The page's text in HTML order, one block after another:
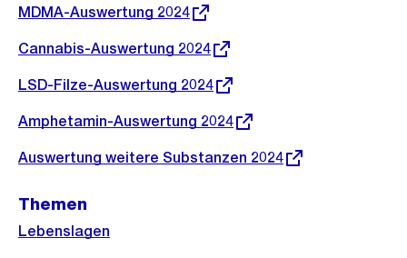
Externer
MDMA-Auswertung 2024
Externer
Cannabis-Auswertung 2024
Externer
LSD-Filze-Auswertung 2024
Externer
Amphetamin-Auswertung 2024
Externer
Auswertung weitere Substanzen 2024
Themen
Lebenslagen